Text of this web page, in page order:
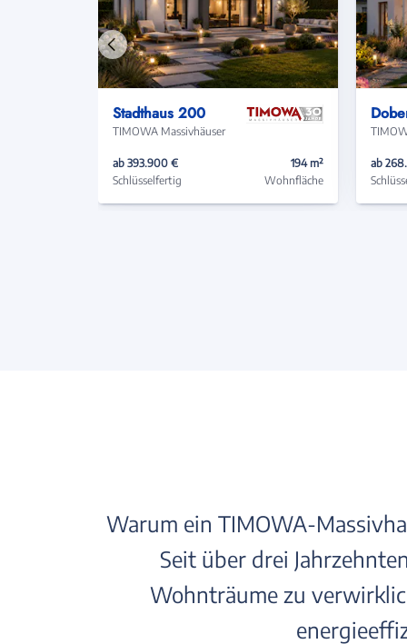
Stadthaus 200
TIMOWA Massivhäuser
ab 393.900 €
Schlüsselfertig
194 m²
Wohnfläche
ab
Vorheriges
Haus
Warum ein TIMOWA-
Seit über drei
Wohnträume zu